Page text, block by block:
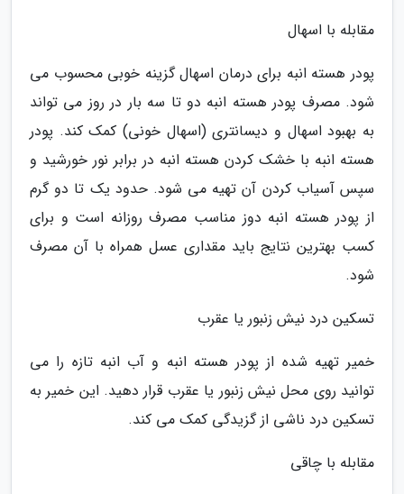
مقابله با اسهال
پودر هسته انبه برای درمان اسهال گزینه خوبی محسوب می
شود. مصرف پودر هسته انبه دو تا سه بار در روز می تواند
به بهبود اسهال و دیسانتری (اسهال خونی) کمک کند. پودر
هسته انبه با خشک کردن هسته انبه در برابر نور خورشید و
سپس آسیاب کردن آن تهیه می شود. حدود یک تا دو گرم
از پودر هسته انبه دوز مناسب مصرف روزانه است و برای
کسب بهترین نتایج باید مقداری عسل همراه با آن مصرف
شود.
تسکین درد نیش زنبور یا عقرب
خمیر تهیه شده از پودر هسته انبه و آب انبه تازه را می
توانید روی محل نیش زنبور یا عقرب قرار دهید. این خمیر به
تسکین درد ناشی از گزیدگی کمک می کند.
مقابله با چاقی